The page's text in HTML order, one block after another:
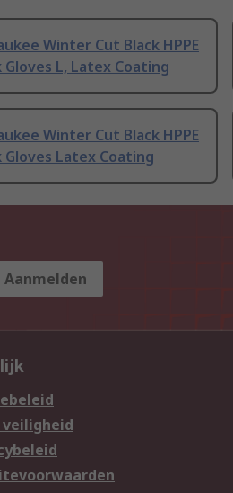
Winter Cut Black HPPE
Gloves L, Latex Coating
Winter Cut Black HPPE
Gloves Latex Coating
Aanmelden
veiligheid